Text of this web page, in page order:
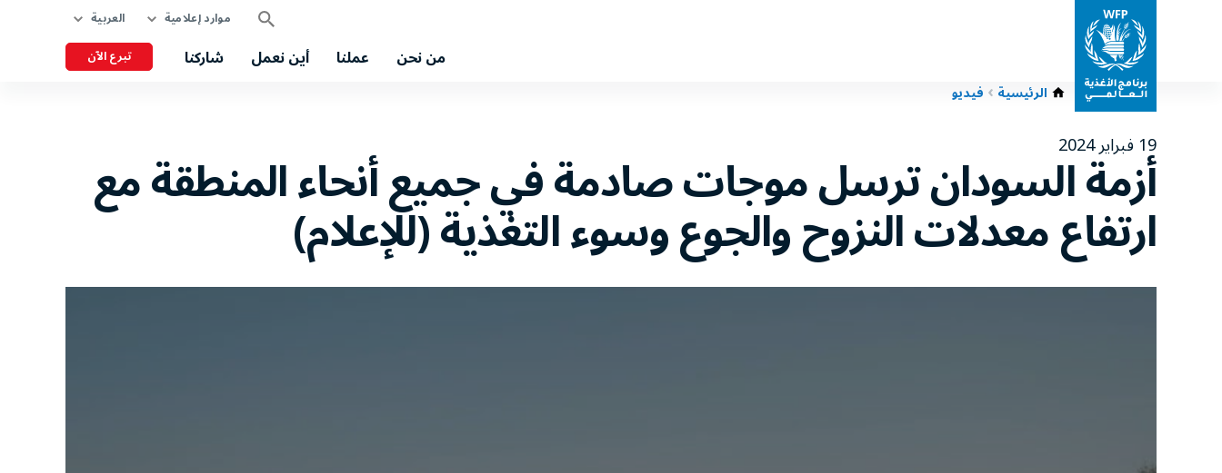
موارد إعلامية العربية
من نحن عملنا أين نعمل شاركنا تبرع الآن
الرئيسية فيديو
19 فبراير 2024
أزمة السودان ترسل موجات صادمة في جميع أنحاء المنطقة مع
ارتفاع معدلات النزوح والجوع وسوء التغذية (للإعلام)